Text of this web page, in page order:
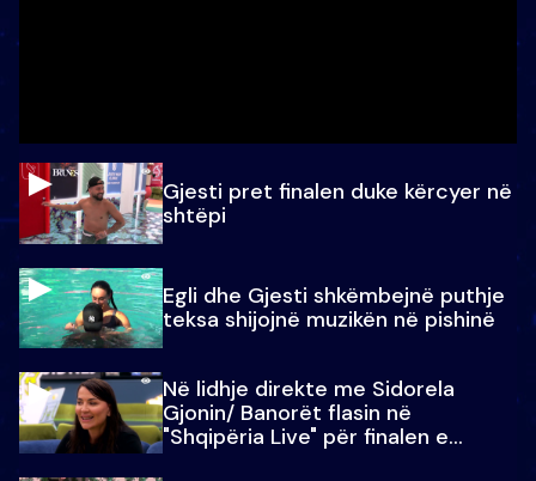
Gjesti pret finalen duke kërcyer në
shtëpi
Egli dhe Gjesti shkëmbejnë puthje
teksa shijojnë muzikën në pishinë
Në lidhje direkte me Sidorela
Gjonin/ Banorët flasin në
"Shqipëria Live" për finalen e